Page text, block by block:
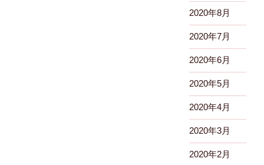
2020年8月
2020年7月
2020年6月
2020年5月
2020年4月
2020年3月
2020年2月